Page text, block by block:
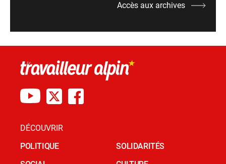
Accès aux archives
DÉCOUVRIR
POLITIQUE
SOLIDARITÉS